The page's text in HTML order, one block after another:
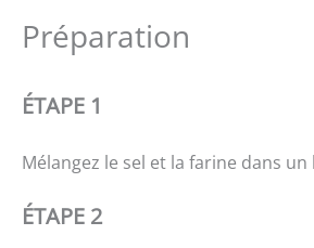
Préparation
ÉTAPE 1
Mélangez le sel et la farine dans un
ÉTAPE 2